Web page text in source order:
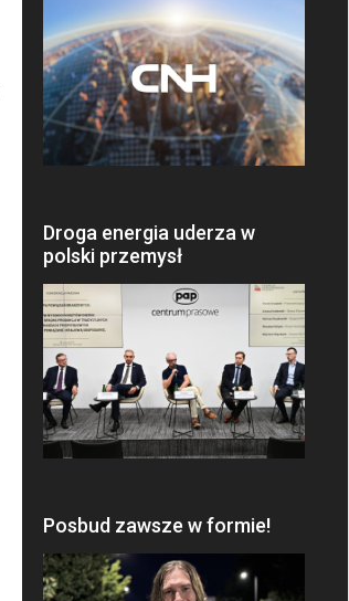
Droga energia uderza w
polski przemysł
Posbud zawsze w formie!